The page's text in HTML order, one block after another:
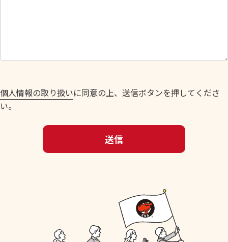
だ
い
。
個人情報の取り扱いに同意の上、送信ボタンを押してくださ
い。